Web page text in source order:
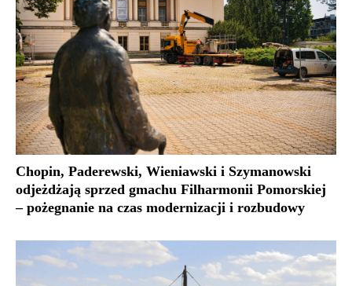
Chopin, Paderewski, Wieniawski i Szymanowski
odjeżdżają sprzed gmachu Filharmonii Pomorskiej
– pożegnanie na czas modernizacji i rozbudowy